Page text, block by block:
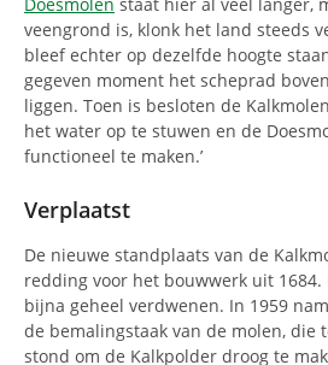
Doesmolen staat hier al veel langer,
veengrond is, klonk het land steeds
bleef echter op dezelfde hoogte
gegeven moment het scheprad
liggen. Toen is besloten de
het water op te stuwen en de
functioneel te maken.’
Verplaatst
De nieuwe standplaats van de
redding voor het bouwwerk uit
bijna geheel verdwenen. In 1959
de bemalingstaak van de molen, die
stond om de Kalkpolder droog te